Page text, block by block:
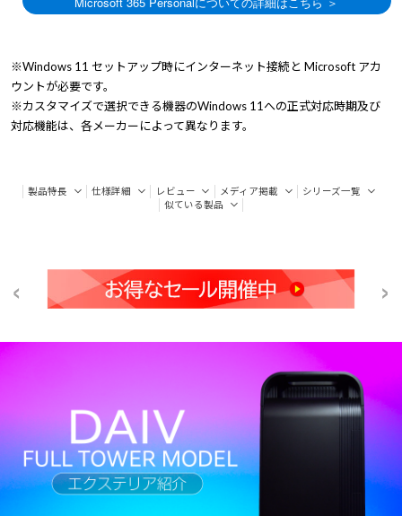
※Windows 11 セットアップ時にインターネット接続と Microsoft アカ
ウントが必要です。
※カスタマイズで選択できる機器のWindows 11への正式対応時期及び
対応機能は、各メーカーによって異なります。
製品特長 仕様詳細 レビュー メディア掲載
シリーズ一覧
似ている製品